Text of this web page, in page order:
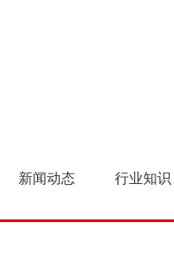
新闻动态 行业知识